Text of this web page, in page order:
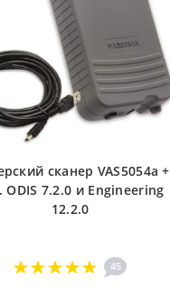
сканер VAS5054a +
ODIS 7.2.0 и Engineering
12.2.0
45